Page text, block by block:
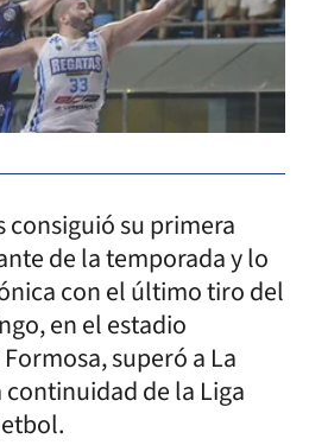
consiguió su primera
de la temporada y lo
con el último tiro del
en el estadio
superó a La
continuidad de la Liga